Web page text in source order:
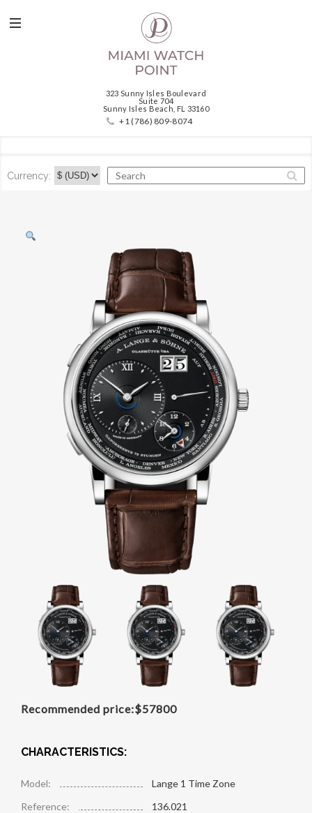
323 Sunny Isles Boulevard
Suite 704
Sunny Isles Beach, FL 33160
+1 (786) 809-8074
Currency:
Recommended price:$57800
CHARACTERISTICS:
Model:
Lange 1 Time Zone
Reference:
136.021